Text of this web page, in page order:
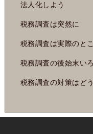
法人化しよう
税務調査は突然に
税務調査は実際のと
税務調査の後始末い
税務調査の対策はど